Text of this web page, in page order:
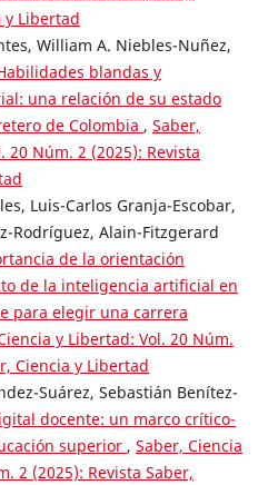
y Libertad
William A. Niebles-Nuñez,
blandas y
una relación de su estado
de Colombia , Saber,
20 Núm. 2 (2025): Revista
Luis-Carlos Granja-Escobar,
Rodríguez, Alain-Fitzgerard
de la orientación
de la inteligencia artificial en
para elegir una carrera
y Libertad: Vol. 20 Núm.
Ciencia y Libertad
Suárez, Sebastián Benítez-
docente: un marco crítico-
superior , Saber, Ciencia
2 (2025): Revista Saber,